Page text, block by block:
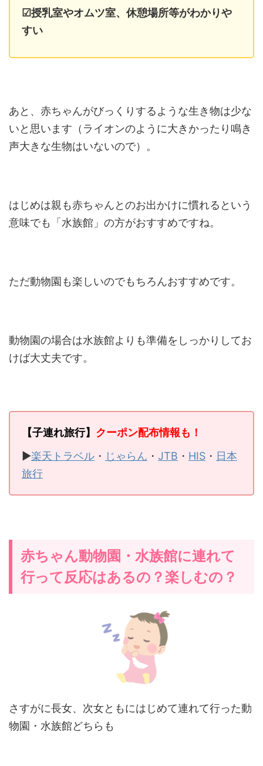
☑授乳室やオムツ室、休憩場所等がわかりや
すい
あと、赤ちゃんがびっくりするような生き物は少な
いと思います（ライオンのように大きかったり鳴き
声大きな生物はいないので）。
はじめは親も赤ちゃんとのお出かけに慣れるという
意味でも「水族館」の方がおすすめですね。
ただ動物園も楽しいのでもちろんおすすめです。
動物園の場合は水族館よりも準備をしっかりしてお
けば大丈夫です。
【子連れ旅行】 クーポン配布情報も！
▶楽天トラベル ・ じゃらん ・ JTB ・ HIS ・ 日本
旅行
赤ちゃん動物園・水族館に連れて
行って反応はあるの？楽しむの？
さすがに長女、次女ともにはじめて連れて行った動
物園・水族館どちらも